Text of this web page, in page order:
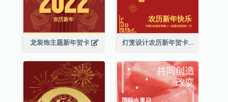
龙装饰主题新年贺卡 灯笼设计农历新年贺卡